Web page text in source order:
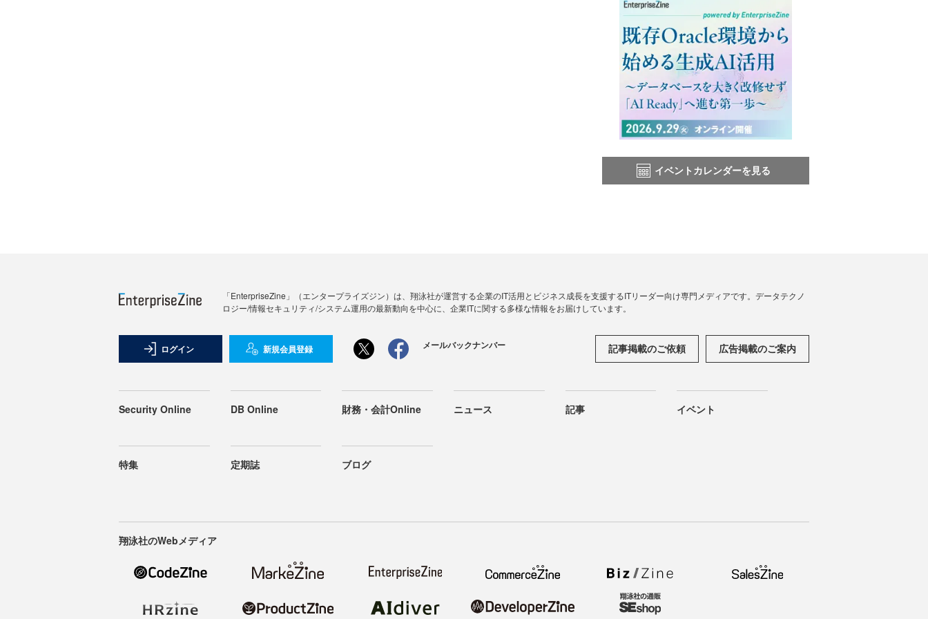
イベントカレンダーを見る
「EnterpriseZine」（エンタープライズジン）は、翔泳社が運営する企業のIT活用とビジネス成長を支援するITリーダー向け専門メディアです。データテクノ
ロジー/情報セキュリティ/システム運用の最新動向を中心に、企業ITに関する多様な情報をお届けしています。
ログイン 新規会員登録 メールバックナンバー 記事掲載のご依頼 広告掲載のご案内
Security Online DB Online 財務・会計Online ニュース 記事 イベント
特集 定期誌 ブログ
翔泳社のWebメディア